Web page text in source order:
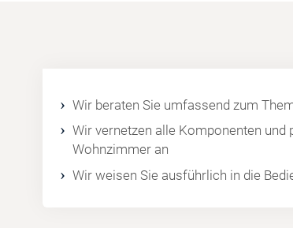
Wir beraten Sie umfassend zum
Wir vernetzen alle Komponenten und
Wohnzimmer an
Wir weisen Sie ausführlich in die